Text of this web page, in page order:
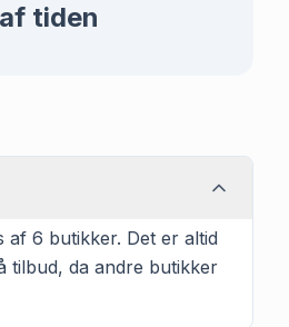
tiden
6 butikker. Det er altid
tilbud, da andre butikker